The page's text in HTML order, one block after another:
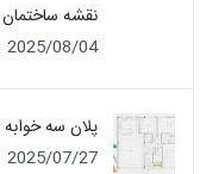
نقشه ساختمان
2025/08/04
پلان سه
2025/07/27